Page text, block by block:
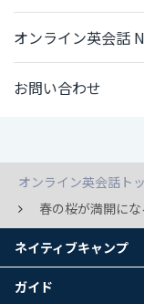
オンライン英会話
お問い合わせ
オンライン英会話ト
春の桜が満開に
ネイティブキャンプ
ガイド